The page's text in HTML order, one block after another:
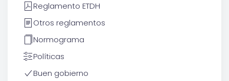
Reglamento ETDH
Otros reglamentos
Normograma
Políticas
Buen gobierno